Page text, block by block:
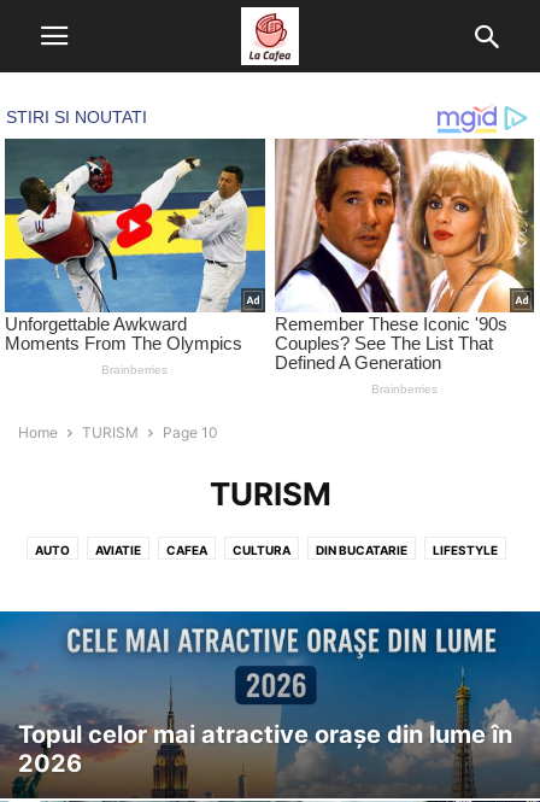
Home TURISM Page 10
TURISM
AUTO AVIATIE CAFEA CULTURA DIN BUCATARIE LIFESTYLE
Topul celor mai atractive orașe din lume în
2026